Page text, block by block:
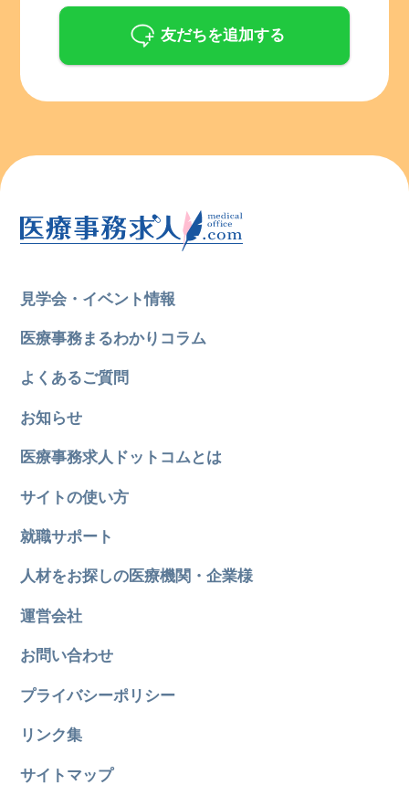
友だちを追加する
見学会・イベント情報
医療事務まるわかりコラム
よくあるご質問
お知らせ
医療事務求人ドットコムとは
サイトの使い方
就職サポート
人材をお探しの医療機関・企業様
運営会社
お問い合わせ
プライバシーポリシー
リンク集
サイトマップ